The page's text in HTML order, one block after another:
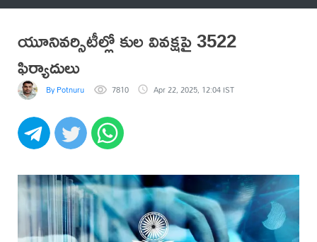
యూనివర్సిటీల్లో కుల వివక్షపై 3522
ఫిర్యాదులు
By Potnuru 7810 Apr 22, 2025, 12:04 IST